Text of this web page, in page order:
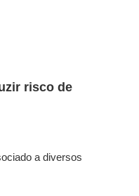
risco de
a diversos